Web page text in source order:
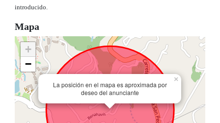
introducido.
Mapa
La posición en el mapa es aproximada por
deseo del anunciante
×
+
−